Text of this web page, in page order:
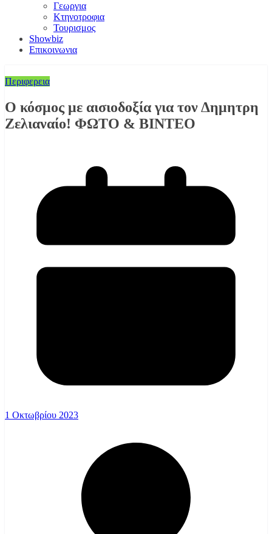
Γεωργια
Κτηνοτροφια
Τουρισμος
Showbiz
Επικοινωνια
Περιφερεια
Ο κόσμος με αισιοδοξία για τον Δημητρη
Ζελιαναίο! ΦΩΤΟ & ΒΙΝΤΕΟ
1 Οκτωβρίου 2023